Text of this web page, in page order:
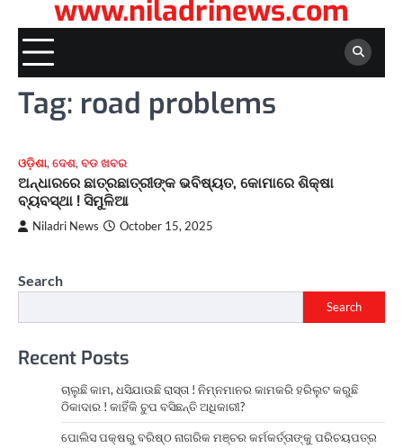
www.niladrinews.com
Tag: road problems
ଓଡ଼ିଶା, ଦେଶ, ବଡ ଖବର
ଅନ୍ଧାରରେ ଛାତ୍ରଛାତ୍ରୀଙ୍କ ଭବିଷ୍ୟତ, କୋମାରେ ଶିକ୍ଷା
ବ୍ୟବସ୍ଥା ! ସିମୁଳିଆ
Niladri News October 15, 2025
Search
Search
Recent Posts
ଚାଲୁଛି କାମ, ଧସିଯାଉଛି ରାସ୍ତା ! ନିମ୍ନମାନର କାମକରି ହରିଲୁଟ କରୁଛି
ଠିକାଦାର ! କାହିଁକି ଚୁପ ବସିଛନ୍ତି ଅଧିକାରୀ?
ପୋଲିସ ପକ୍ଷରୁ ବରିଷ୍ଠ ନାଗରିକ ମଞ୍ଚର କର୍ମକର୍ତ୍ତାଙ୍କୁ ପରିଚୟପତ୍ର